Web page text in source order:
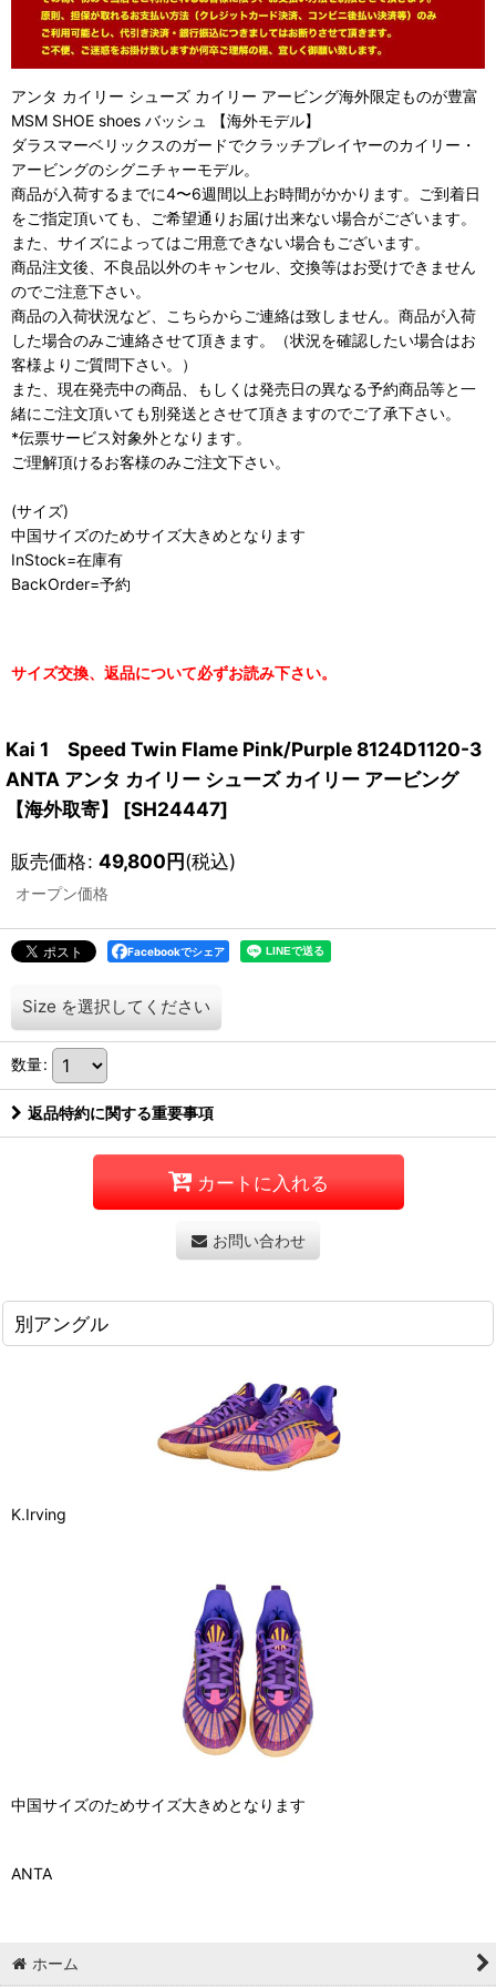
アンタ カイリー シューズ カイリー アービング海外限定ものが豊富
MSM SHOE shoes バッシュ 【海外モデル】
ダラスマーベリックスのガードでクラッチプレイヤーのカイリー・
アービングのシグニチャーモデル。
商品が入荷するまでに4〜6週間以上お時間がかかります。ご到着日
をご指定頂いても、ご希望通りお届け出来ない場合がございます。
また、サイズによってはご用意できない場合もございます。
商品注文後、不良品以外のキャンセル、交換等はお受けできません
のでご注意下さい。
商品の入荷状況など、こちらからご連絡は致しません。商品が入荷
した場合のみご連絡させて頂きます。（状況を確認したい場合はお
客様よりご質問下さい。）
また、現在発売中の商品、もしくは発売日の異なる予約商品等と一
緒にご注文頂いても別発送とさせて頂きますのでご了承下さい。
*伝票サービス対象外となります。
ご理解頂けるお客様のみご注文下さい。
(サイズ)
中国サイズのためサイズ大きめとなります
InStock=在庫有
BackOrder=予約
サイズ交換、返品について必ずお読み下さい。
Kai 1 Speed Twin Flame Pink/Purple 8124D1120-3
ANTA アンタ カイリー シューズ カイリー アービング
【海外取寄】
[SH24447]
販売価格: 49,800円(税込)
オープン価格
Facebookでシェア
Size を選択してください
数量:
返品特約に関する重要事項
カートに入れる
お問い合わせ
別アングル
K.Irving
中国サイズのためサイズ大きめとなります
ANTA
ホーム